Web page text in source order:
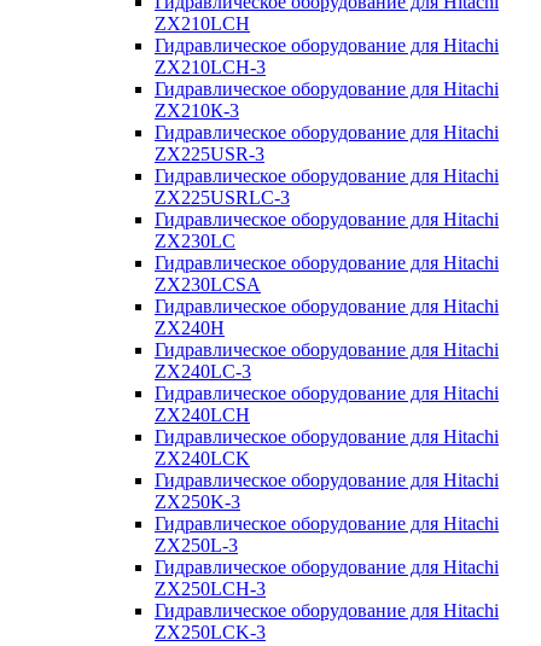
ZX210LCH
Гидравлическое оборудование для Hitachi
ZX210LCH-3
Гидравлическое оборудование для Hitachi
ZX210К-3
Гидравлическое оборудование для Hitachi
ZX225USR-3
Гидравлическое оборудование для Hitachi
ZX225USRLC-3
Гидравлическое оборудование для Hitachi
ZX230LC
Гидравлическое оборудование для Hitachi
ZX230LCSA
Гидравлическое оборудование для Hitachi
ZX240H
Гидравлическое оборудование для Hitachi
ZX240LC-3
Гидравлическое оборудование для Hitachi
ZX240LCH
Гидравлическое оборудование для Hitachi
ZX240LCK
Гидравлическое оборудование для Hitachi
ZX250K-3
Гидравлическое оборудование для Hitachi
ZX250L-3
Гидравлическое оборудование для Hitachi
ZX250LCH-3
Гидравлическое оборудование для Hitachi
ZX250LCK-3